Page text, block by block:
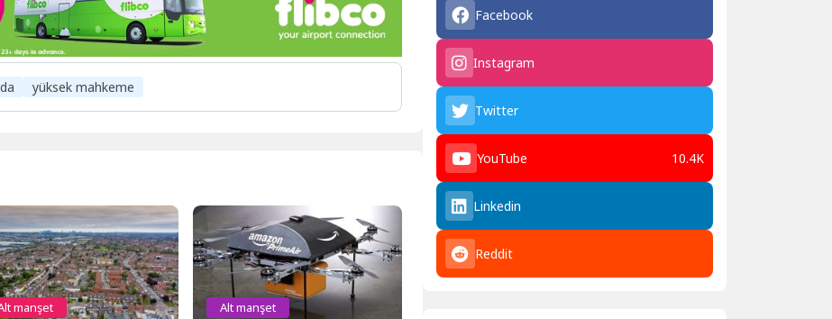
yüksek mahkeme
manşet Alt manşet
Facebook
Instagram
Twitter
YouTube 10.4K
Linkedin
Reddit